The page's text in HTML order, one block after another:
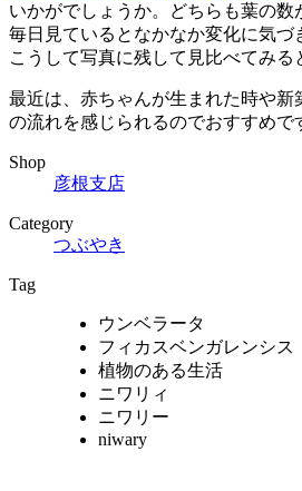
いかがでしょうか。どちらも葉の数
毎日見ているとなかなか変化に気づ
こうして写真に残して見比べてみる
最近は、赤ちゃんが生まれた時や
の流れを感じられるのでおすすめで
Shop
彦根支店
Category
つぶやき
Tag
ウンベラータ
フィカスベンガレンシス
植物のある生活
ニワリィ
ニワリー
niwary